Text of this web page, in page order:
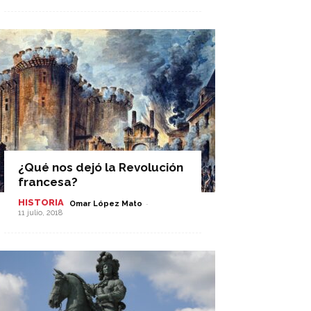
¿Qué nos dejó la Revolución
francesa?
HISTORIA Omar López Mato -
11 julio, 2018